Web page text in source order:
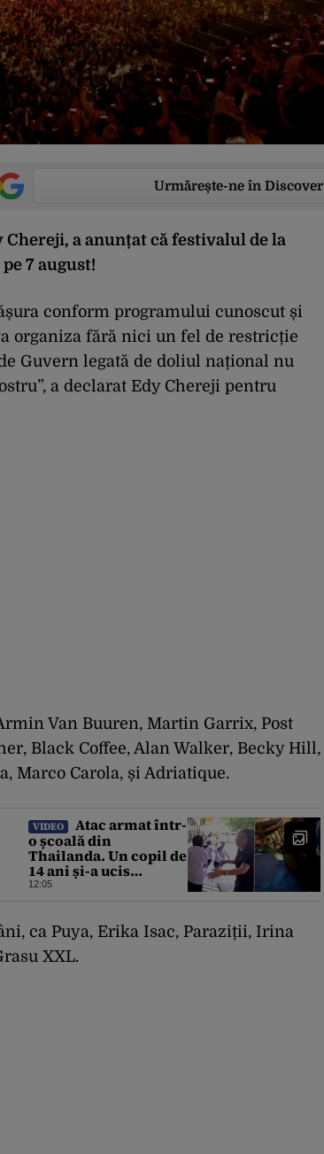
Urmărește-ne în Discover
a anunțat că festivalul de la
7 august!
conform programului cunoscut și
organiza fără nici un fel de restricție
Guvern legată de doliul național nu
a declarat Edy Chereji pentru
Van Buuren, Martin Garrix, Post
Black Coffee, Alan Walker, Becky Hill,
Marco Carola, și Adriatique.
VIDEO
Atac armat într-
o școală din
Thailanda. Un copil de
14 ani și-a ucis
bunicii, apoi a
12:05
ca Puya, Erika Isac, Paraziții, Irina
XXL.